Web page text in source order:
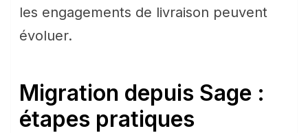
les engagements de livraison peuvent
évoluer.
Migration depuis Sage :
étapes pratiques